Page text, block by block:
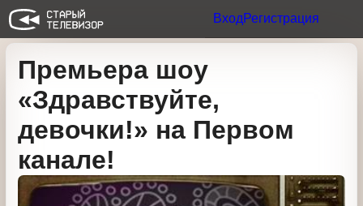
Вход Регистрация
Премьера шоу
«Здравствуйте,
девочки!» на Первом
канале!